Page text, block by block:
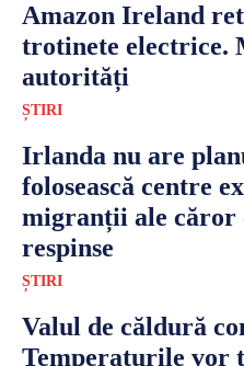
Amazon Ireland
trotinete electrice.
autorități
ȘTIRI
Irlanda nu are
folosească centre
migranții ale căror
respinse
ȘTIRI
Valul de căldură
Temperaturile vor